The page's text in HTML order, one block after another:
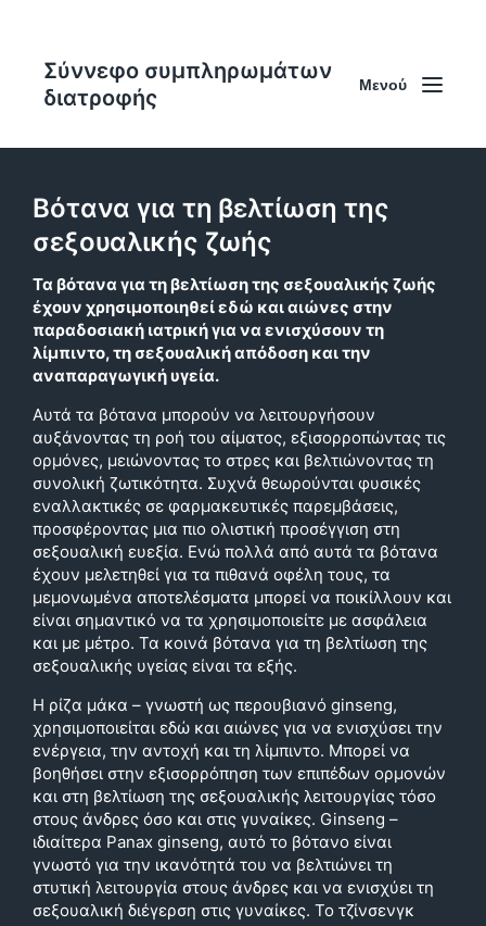
Σύννεφο συμπληρωμάτων
διατροφής
Μενού
Βότανα για τη βελτίωση της
σεξουαλικής ζωής
Τα βότανα για τη βελτίωση της σεξουαλικής ζωής
έχουν χρησιμοποιηθεί εδώ και αιώνες στην
παραδοσιακή ιατρική για να ενισχύσουν τη
λίμπιντο, τη σεξουαλική απόδοση και την
αναπαραγωγική υγεία.
Αυτά τα βότανα μπορούν να λειτουργήσουν
αυξάνοντας τη ροή του αίματος, εξισορροπώντας τις
ορμόνες, μειώνοντας το στρες και βελτιώνοντας τη
συνολική ζωτικότητα. Συχνά θεωρούνται φυσικές
εναλλακτικές σε φαρμακευτικές παρεμβάσεις,
προσφέροντας μια πιο ολιστική προσέγγιση στη
σεξουαλική ευεξία. Ενώ πολλά από αυτά τα βότανα
έχουν μελετηθεί για τα πιθανά οφέλη τους, τα
μεμονωμένα αποτελέσματα μπορεί να ποικίλλουν και
είναι σημαντικό να τα χρησιμοποιείτε με ασφάλεια
και με μέτρο. Τα κοινά βότανα για τη βελτίωση της
σεξουαλικής υγείας είναι τα εξής.
Η ρίζα μάκα – γνωστή ως περουβιανό ginseng,
χρησιμοποιείται εδώ και αιώνες για να ενισχύσει την
ενέργεια, την αντοχή και τη λίμπιντο. Μπορεί να
βοηθήσει στην εξισορρόπηση των επιπέδων ορμονών
και στη βελτίωση της σεξουαλικής λειτουργίας τόσο
στους άνδρες όσο και στις γυναίκες. Ginseng –
ιδιαίτερα Panax ginseng, αυτό το βότανο είναι
γνωστό για την ικανότητά του να βελτιώνει τη
στυτική λειτουργία στους άνδρες και να ενισχύει τη
σεξουαλική διέγερση στις γυναίκες. Το τζίνσενγκ